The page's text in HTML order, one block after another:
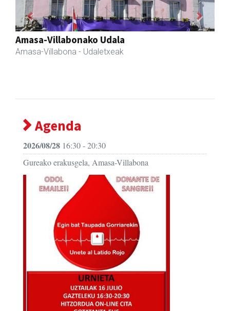
Eizmendi ile-apaindegia
Amasa-Villabona - Ile-apaindegiak
Previous Next
Agenda
2026/08/28 16:30 - 20:30
Gureako erakusgela, Amasa-Villabona